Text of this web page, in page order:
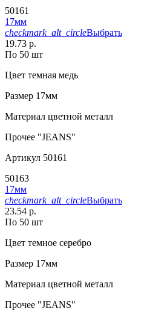
50161
17мм
checkmark_alt_circleВыбрать
19.73 р.
По 50 шт
Цвет темная медь
Размер 17мм
Материал цветной металл
Прочее "JEANS"
Артикул 50161
50163
17мм
checkmark_alt_circleВыбрать
23.54 р.
По 50 шт
Цвет темное серебро
Размер 17мм
Материал цветной металл
Прочее "JEANS"